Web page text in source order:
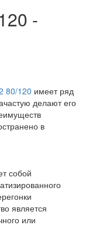
-
80/120 имеет ряд
делают его
в
собой
является
или